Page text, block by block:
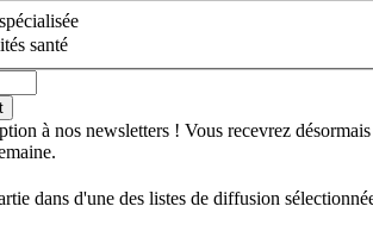
santé
à nos newsletters ! Vous recevrez désormais
dans d'une des listes de diffusion